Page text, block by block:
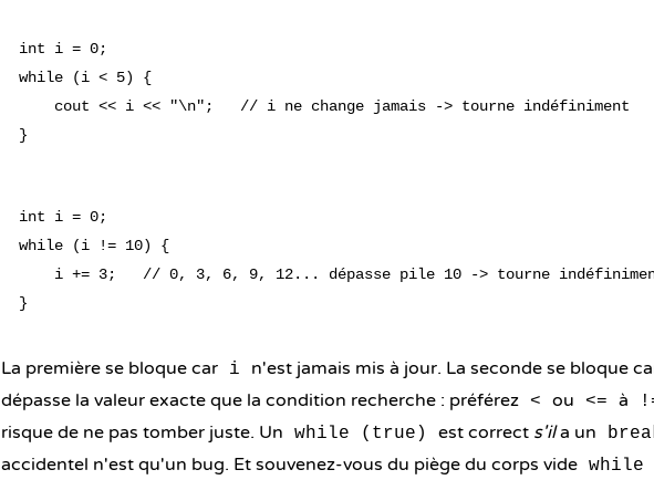
int i = 0;
while (i < 5) {
    cout << i << "\n";   // i ne change jamais -> tourne indéfiniment
int i = 0;
while (i != 10) {
i += 3;   // 0, 3, 6, 9, 12... dépasse pile 10 -> tourne
La première se bloque car i
n'est jamais mis à jour. La seconde se bloque
dépasse la valeur exacte que la condition recherche : préférez < ou <= à
risque de ne pas tomber juste. Un
while (true) est correct s'ila un
accidentel n'est qu'un bug. Et souvenez-vous du piège du corps vide